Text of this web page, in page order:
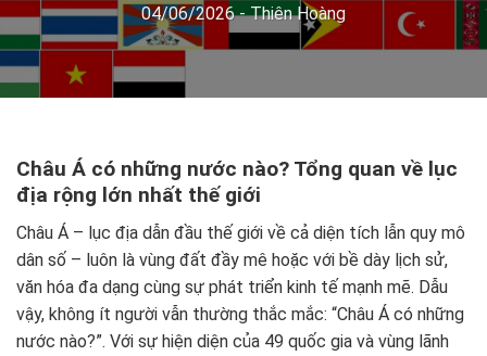
04/06/2026-Thiên Hoàng
Châu Á có những nước nào? Tổng quan về lục
địa rộng lớn nhất thế giới
Châu Á – lục địa dẫn đầu thế giới về cả diện tích lẫn quy mô
dân số – luôn là vùng đất đầy mê hoặc với bề dày lịch sử,
văn hóa đa dạng cùng sự phát triển kinh tế mạnh mẽ. Dẫu
vậy, không ít người vẫn thường thắc mắc: “Châu Á có những
nước nào?”. Với sự hiện diện của 49 quốc gia và vùng lãnh